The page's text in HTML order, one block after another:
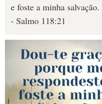
e foste a minha salvação.
- Salmo 118:21